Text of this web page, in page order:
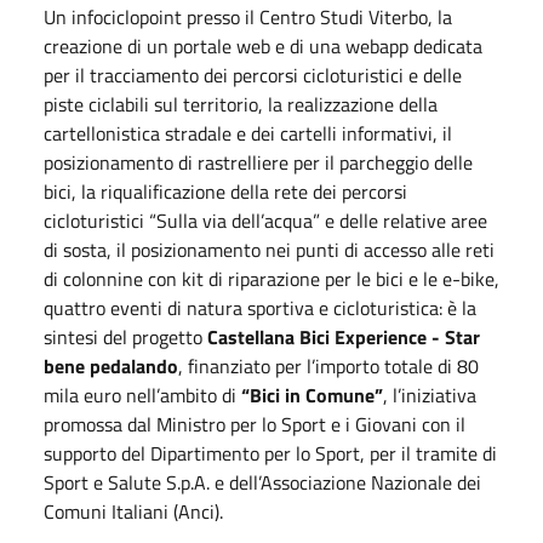
Un infociclopoint presso il Centro Studi Viterbo, la
creazione di un portale web e di una webapp dedicata
per il tracciamento dei percorsi cicloturistici e delle
piste ciclabili sul territorio, la realizzazione della
cartellonistica stradale e dei cartelli informativi, il
posizionamento di rastrelliere per il parcheggio delle
bici, la riqualificazione della rete dei percorsi
cicloturistici “Sulla via dell’acqua” e delle relative aree
di sosta, il posizionamento nei punti di accesso alle reti
di colonnine con kit di riparazione per le bici e le e-bike,
quattro eventi di natura sportiva e cicloturistica: è la
sintesi del progettoCastellana Bici Experience - Star
bene pedalando, finanziato per l’importo totale di 80
mila euro nell’ambito di “Bici in Comune”, l’iniziativa
promossa dal Ministro per lo Sport e i Giovani con il
supporto del Dipartimento per lo Sport, per il tramite di
Sport e Salute S.p.A. e dell’Associazione Nazionale dei
Comuni Italiani (Anci).